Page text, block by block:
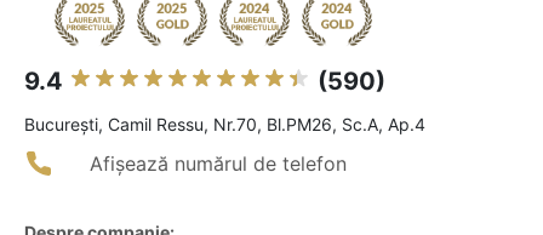
9.4 (590)
Bucureşti, Camil Ressu, Nr.70, Bl.PM26, Sc.A, Ap.4
Afișează numărul de telefon